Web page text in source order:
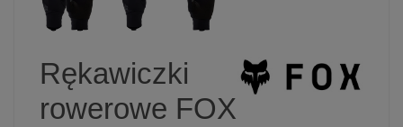
Rękawiczki
rowerowe FOX